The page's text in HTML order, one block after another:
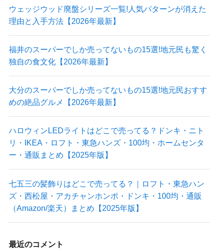
ウェッジウッド廃盤シリーズ一覧!人気パターンが消えた
理由と入手方法【2026年最新】
福井のスーパーでしか売ってないもの15選!地元民も驚く
独自の食文化【2026年最新】
大分のスーパーでしか売ってないもの15選!地元民おすす
めの絶品グルメ【2026年最新】
ハロウィンLEDライトはどこで売ってる？ドンキ・ニト
リ・IKEA・ロフト・東急ハンズ・100均・ホームセンタ
ー・通販まとめ【2025年版】
七五三の髪飾りはどこで売ってる？｜ロフト・東急ハン
ズ・西松屋・アカチャンホンポ・ドンキ・100均・通販
（Amazon/楽天）まとめ【2025年版】
最近のコメント